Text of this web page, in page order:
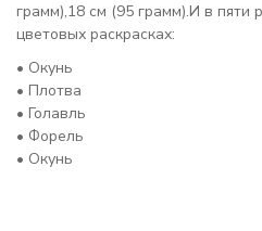
грамм),18 см (95 грамм).И в пяти
цветовых раскрасках:
• Окунь
• Плотва
• Голавль
• Форель
• Окунь